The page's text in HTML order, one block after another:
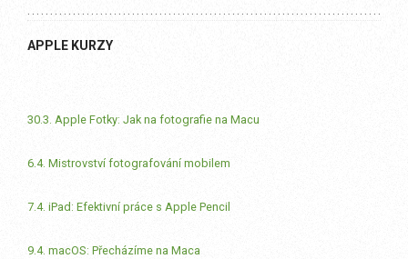
APPLE KURZY
30.3. Apple Fotky: Jak na fotografie na Macu
6.4. Mistrovství fotografování mobilem
7.4. iPad: Efektivní práce s Apple Pencil
9.4. macOS: Přecházíme na Maca